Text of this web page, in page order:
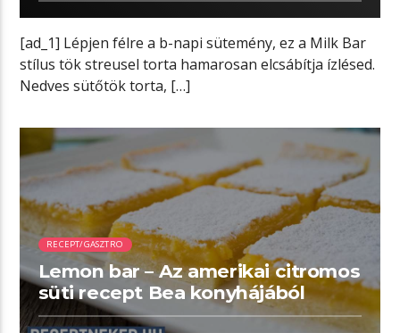
[ad_1] Lépjen félre a b-napi sütemény, ez a Milk Bar
stílus tök streusel torta hamarosan elcsábítja ízlésed.
Nedves sütőtök torta, […]
01:05 READ TIME
RECEPT/GASZTRO
Lemon bar – Az amerikai citromos
süti recept Bea konyhájából